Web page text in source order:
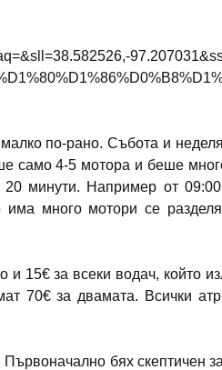
по-рано. Събота и
само 4-5 мотора и беше
20 минути. Например от
много мотори се
15€ за всеки водач, който
70€ за двамата. Всички
бях скептичен